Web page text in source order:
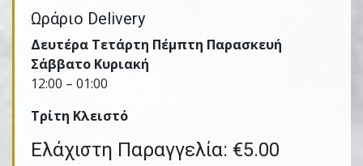
Ωράριο Delivery
Δευτέρα Τετάρτη Πέμπτη Παρασκευή
Σάββατο Κυριακή
12:00 – 01:00
Τρίτη Kλειστό
Ελάχιστη Παραγγελία: €5.00